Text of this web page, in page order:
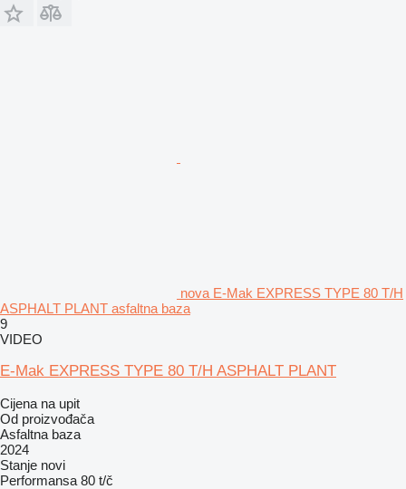
nova E-Mak EXPRESS TYPE 80 T/H
ASPHALT PLANT asfaltna baza
9
VIDEO
E-Mak EXPRESS TYPE 80 T/H ASPHALT PLANT
Cijena na upit
Od proizvođača
Asfaltna baza
2024
Stanje novi
Performansa 80 t/č